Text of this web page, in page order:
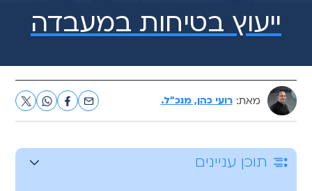
ייעוץ בטיחות במעבדה
מאת: רועי כהן, מנכ"ל.
תוכן עניינים